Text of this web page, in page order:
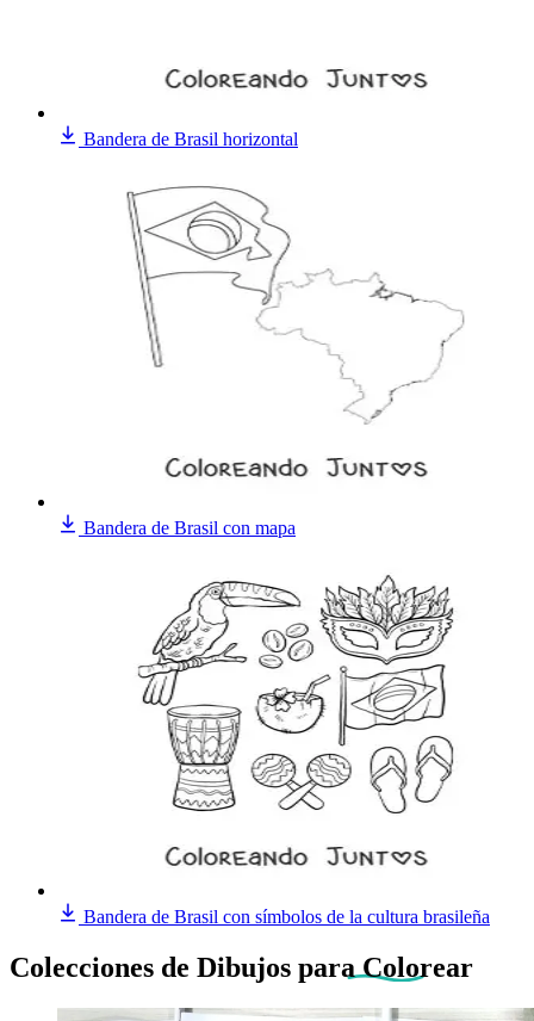
Bandera de Brasil horizontal
Bandera de Brasil con mapa
Bandera de Brasil con símbolos de la cultura brasileña
Colecciones de Dibujos para Colorear